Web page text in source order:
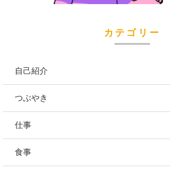
カテゴリー
自己紹介
つぶやき
仕事
食事